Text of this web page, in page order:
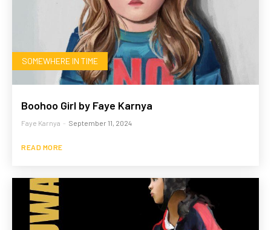
SOMEWHERE IN TIME
Boohoo Girl by Faye Karnya
Faye Karnya - September 11, 2024
READ MORE